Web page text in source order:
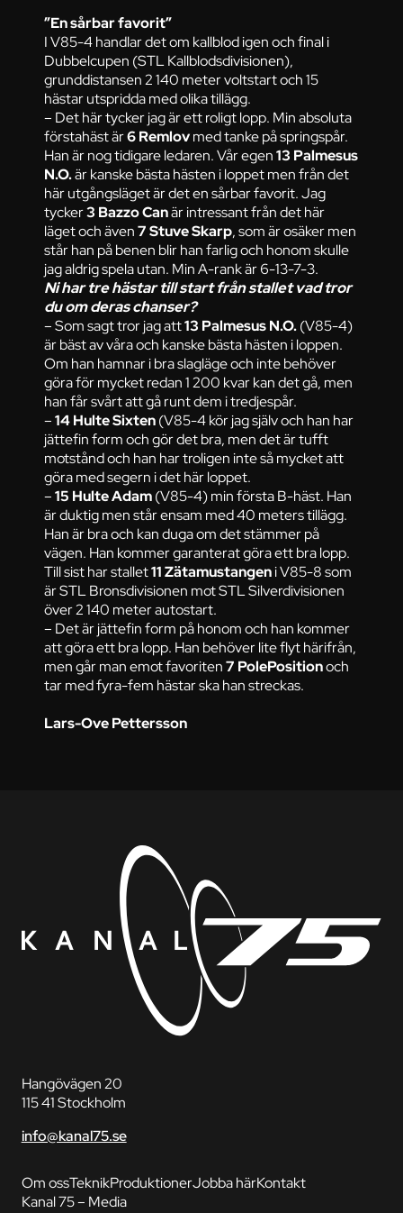
”En sårbar favorit”
I V85-4 handlar det om kallblod igen och final i
Dubbelcupen (STL Kallblodsdivisionen),
grunddistansen 2 140 meter voltstart och 15
hästar utspridda med olika tillägg.
– Det här tycker jag är ett roligt lopp. Min absoluta
förstahäst är6 Remlovmed tanke på springspår.
Han är nog tidigare ledaren. Vår egen13 Palmesus
N.O.är kanske bästa hästen i loppet men från det
här utgångsläget är det en sårbar favorit. Jag
tycker3 Bazzo Canär intressant från det här
läget och även7 Stuve Skarp, som är osäker men
står han på benen blir han farlig och honom skulle
jag aldrig spela utan. Min A-rank är 6-13-7-3.
Ni har tre hästar till start från stallet vad tror
du om deras chanser?
– Som sagt tror jag att13 Palmesus N.O.(V85-4)
är bäst av våra och kanske bästa hästen i loppen.
Om han hamnar i bra slagläge och inte behöver
göra för mycket redan 1 200 kvar kan det gå, men
han får svårt att gå runt dem i tredjespår.
–14 Hulte Sixten(V85-4 kör jag själv och han har
jättefin form och gör det bra, men det är tufft
motstånd och han har troligen inte så mycket att
göra med segern i det här loppet.
–15 Hulte Adam(V85-4) min första B-häst. Han
är duktig men står ensam med 40 meters tillägg.
Han är bra och kan duga om det stämmer på
vägen. Han kommer garanterat göra ett bra lopp.
Till sist har stallet11 Zätamustangeni V85-8 som
är STL Bronsdivisionen mot STL Silverdivisionen
över 2 140 meter autostart.
– Det är jättefin form på honom och han kommer
att göra ett bra lopp. Han behöver lite flyt härifrån,
men går man emot favoriten7 PolePositionoch
tar med fyra-fem hästar ska han streckas.
Lars-Ove Pettersson
Hangövägen 20
115 41 Stockholm
info@kanal75.se
Om ossTeknikProduktionerJobba härKontakt
Kanal 75 – Media